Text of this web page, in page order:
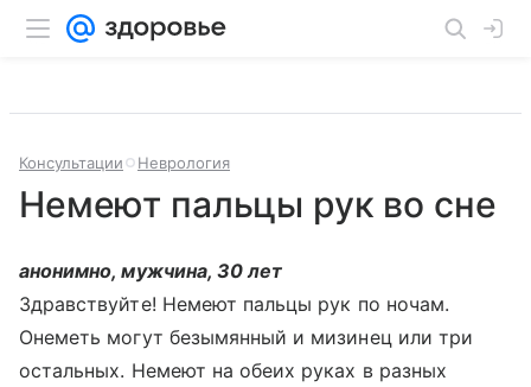
Консультации Неврология
Немеют пальцы рук во сне
анонимно, мужчина, 30 лет
Здравствуйте! Немеют пальцы рук по ночам.
Онеметь могут безымянный и мизинец или три
остальных. Немеют на обеих руках в разных